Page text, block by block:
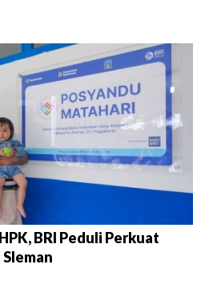
BRI Peduli Perkuat